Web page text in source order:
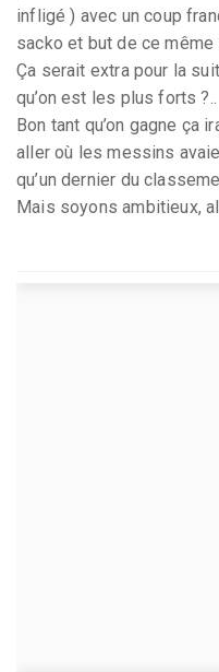
infligé ) avec un coup
sacko et but de ce même
Ça serait extra pour la
qu’on est les plus forts ?..
Bon tant qu’on gagne ça
aller où les messins
qu’un dernier du
Mais soyons ambitieux,